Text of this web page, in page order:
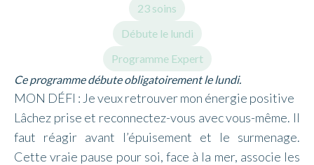
23 soins
Débute le lundi
Programme Expert
Ce programme débute obligatoirement le lundi.
MON DÉFI : Je veux retrouver mon énergie positive
Lâchez prise et reconnectez-vous avec vous-même. Il
faut réagir avant l’épuisement et le surmenage.
Cette vraie pause pour soi, face à la mer, associe les